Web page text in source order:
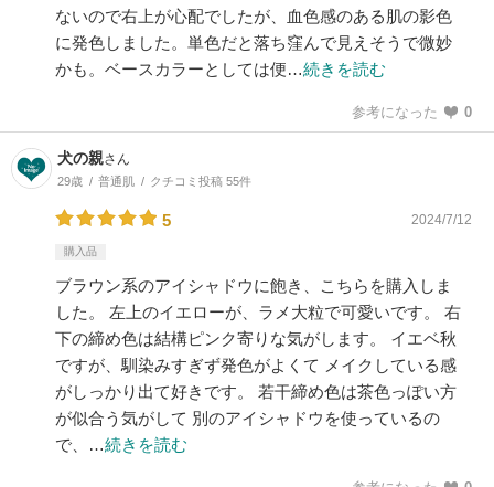
ないので右上が心配でしたが、血色感のある肌の影色
に発色しました。単色だと落ち窪んで見えそうで微妙
かも。ベースカラーとしては便…続きを読む
参考になった 0
犬の親さん
29歳 普通肌 クチコミ投稿 55件
5 2024/7/12
購入品
ブラウン系のアイシャドウに飽き、こちらを購入しま
した。 左上のイエローが、ラメ大粒で可愛いです。 右
下の締め色は結構ピンク寄りな気がします。 イエベ秋
ですが、馴染みすぎず発色がよくて メイクしている感
がしっかり出て好きです。 若干締め色は茶色っぽい方
が似合う気がして 別のアイシャドウを使っているの
で、…続きを読む